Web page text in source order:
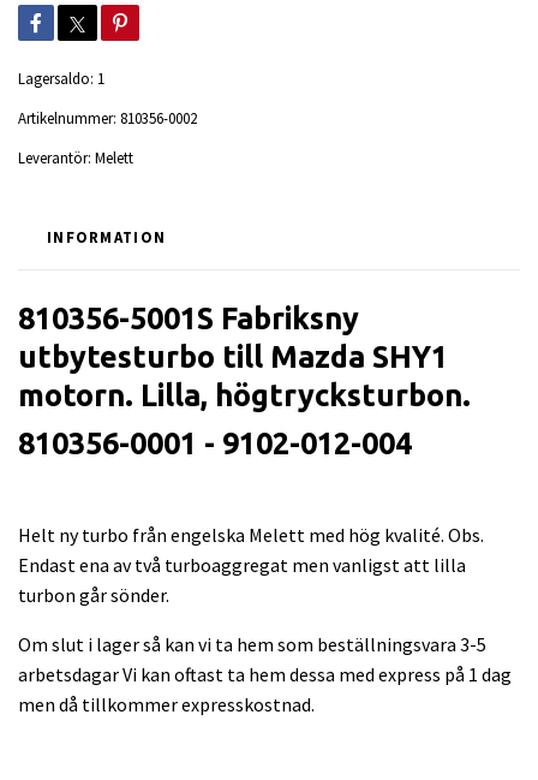
Lagersaldo: 1
Artikelnummer: 810356-0002
Leverantör: Melett
INFORMATION
810356-5001S Fabriksny
utbytesturbo till Mazda SHY1
motorn. Lilla, högtrycksturbon.
810356-0001 - 9102-012-004
Helt ny turbo från engelska Melett med hög kvalité. Obs.
Endast ena av två turboaggregat men vanligst att lilla
turbon går sönder.
Om slut i lager så kan vi ta hem som beställningsvara 3-5
arbetsdagar Vi kan oftast ta hem dessa med express på 1 dag
men då tillkommer expresskostnad.